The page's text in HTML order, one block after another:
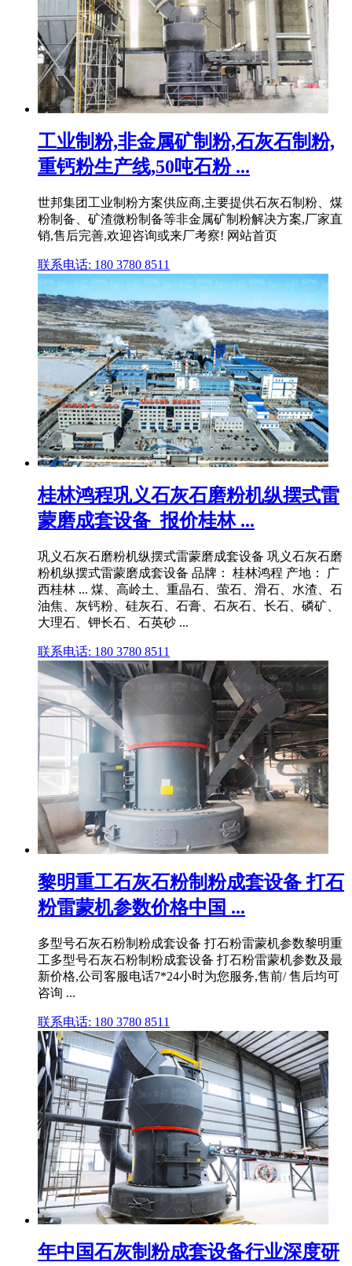
工业制粉,非金属矿制粉,石灰石制粉,
重钙粉生产线,50吨石粉 ...
世邦集团工业制粉方案供应商,主要提供石灰石制粉、煤
粉制备、矿渣微粉制备等非金属矿制粉解决方案,厂家直
销,售后完善,欢迎咨询或来厂考察! 网站首页
联系电话: 180 3780 8511
桂林鸿程巩义石灰石磨粉机纵摆式雷
蒙磨成套设备_报价桂林 ...
巩义石灰石磨粉机纵摆式雷蒙磨成套设备 巩义石灰石磨
粉机纵摆式雷蒙磨成套设备 品牌： 桂林鸿程 产地： 广
西桂林 ... 煤、高岭土、重晶石、萤石、滑石、水渣、石
油焦、灰钙粉、硅灰石、石膏、石灰石、长石、磷矿、
大理石、钾长石、石英砂 ...
联系电话: 180 3780 8511
黎明重工石灰石粉制粉成套设备 打石
粉雷蒙机参数价格中国 ...
多型号石灰石粉制粉成套设备 打石粉雷蒙机参数黎明重
工多型号石灰石粉制粉成套设备 打石粉雷蒙机参数及最
新价格,公司客服电话7*24小时为您服务,售前/ 售后均可
咨询 ...
联系电话: 180 3780 8511
年中国石灰制粉成套设备行业深度研